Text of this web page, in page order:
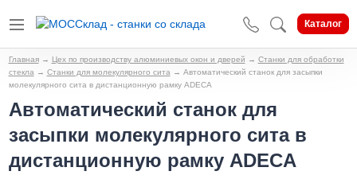
Каталог
Главная → Цех по производству алюминиевых окон и дверей → Станки для обработки
стекла → Станки для молекулярного сита → Автоматический станок для засыпки
молекулярного сита в дистанционную рамку ADECA
Автоматический станок для
засыпки молекулярного сита в
дистанционную рамку ADECA